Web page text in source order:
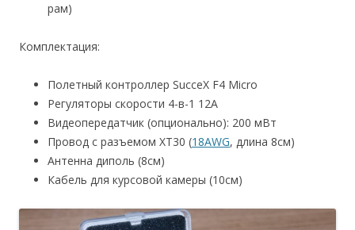
рам)
Комплектация:
Полетный контроллер SucceX F4 Micro
Регуляторы скорости 4-в-1 12A
Видеопередатчик (опционально): 200 мВт
Провод с разъемом XT30 (18AWG, длина 8см)
Антенна диполь (8см)
Кабель для курсовой камеры (10см)